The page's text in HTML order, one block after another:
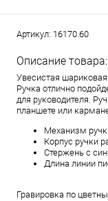
Артикул: 16170.60
Описание товара:
Увесистая
Ручка отлично
для руководителя.
планшете или
Механизм
Корпус ручки
Стержень с
Длина линии
Гравировка по